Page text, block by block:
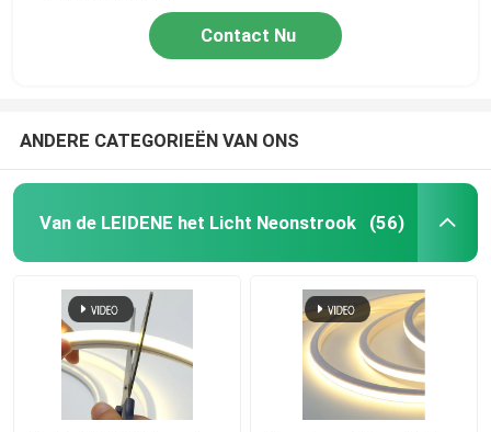
Contact Nu
ANDERE CATEGORIEËN VAN ONS
Van de LEIDENE het Licht Neonstrook (56)